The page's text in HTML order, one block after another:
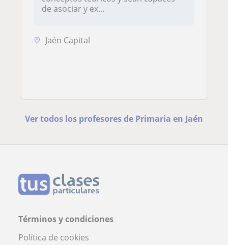
de asociar y ex...
Jaén Capital
Ver todos los profesores de Primaria en Jaén
Términos y condiciones
Política de cookies